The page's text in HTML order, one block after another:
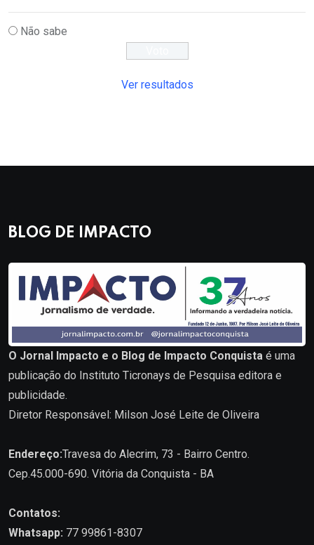
Não sabe
Ver resultados
BLOG DE IMPACTO
O Jornal Impacto e o Blog de Impacto Conquista é uma
publicação do Instituto Ticronays de Pesquisa editora e
publicidade.
Diretor Responsável: Milson José Leite de Oliveira
Endereço:Travesa do Alecrim, 73 - Bairro Centro.
Cep.45.000-690. Vitória da Conquista - BA
Contatos:
Whatsapp: 77 99861-8307